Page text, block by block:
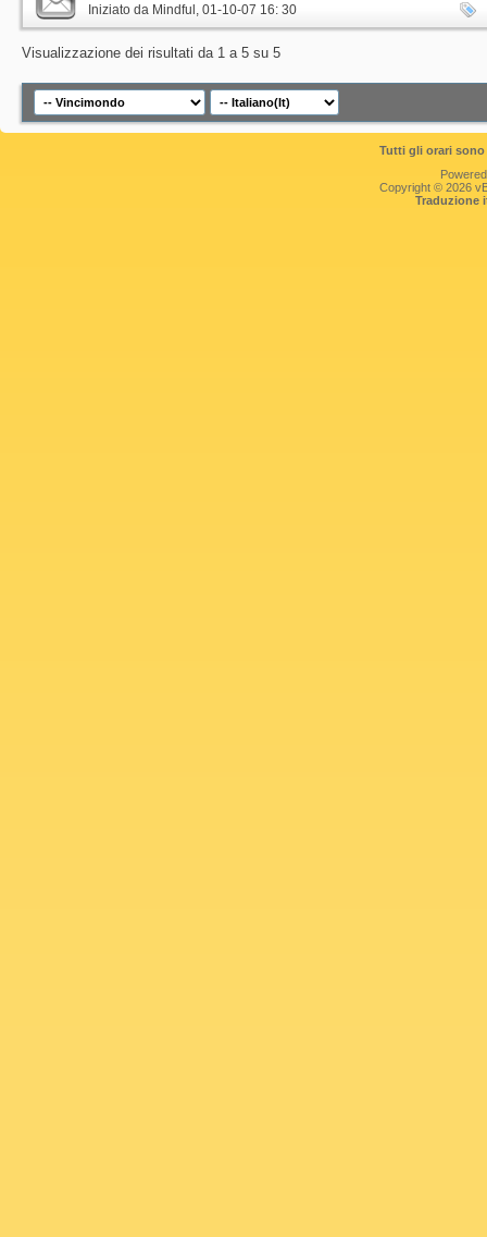
Iniziato da Mindful ‎, 01-10-07 16: 30
Visualizzazione dei risultati da 1 a 5 su 5
Tutti gli orari
Copyright © 2026
Traduzione